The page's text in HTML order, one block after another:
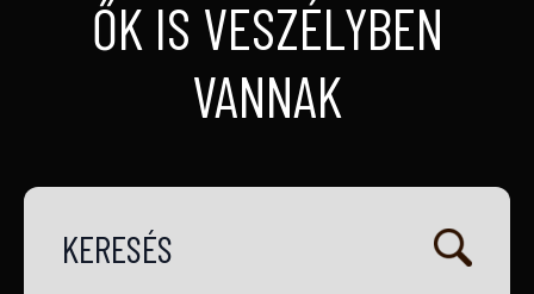
ŐK IS VESZÉLYBEN
VANNAK
KERESÉS